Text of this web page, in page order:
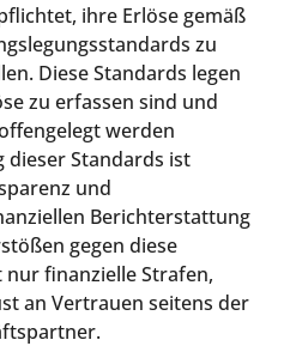
ihre Erlöse gemäß
zu
Diese Standards legen
zu erfassen sind und
werden
dieser Standards ist
und
Berichterstattung
gegen diese
finanzielle Strafen,
an Vertrauen seitens der